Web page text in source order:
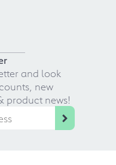
and look
new
product news!